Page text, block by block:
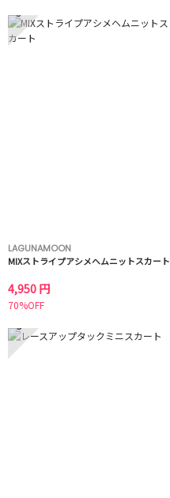
3
LAGUNAMOON
MIXストライプアシメヘムニットスカート
4,950 円
70%OFF
5